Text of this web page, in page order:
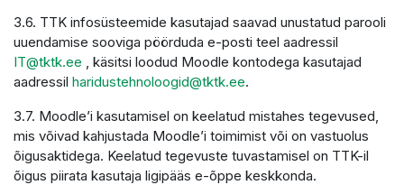
3.6. TTK infosüsteemide kasutajad saavad unustatud parooli
uuendamise sooviga pöörduda e-posti teel aadressil
IT@tktk.ee , käsitsi loodud Moodle kontodega kasutajad
aadressil haridustehnoloogid@tktk.ee.
3.7. Moodle’i kasutamisel on keelatud mistahes tegevused,
mis võivad kahjustada Moodle’i toimimist või on vastuolus
õigusaktidega. Keelatud tegevuste tuvastamisel on TTK-il
õigus piirata kasutaja ligipääs e-õppe keskkonda.